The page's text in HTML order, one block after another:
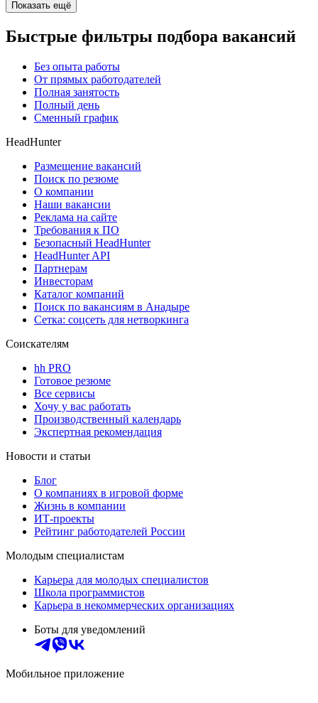
Показать ещё
Быстрые фильтры подбора вакансий
Без опыта работы
От прямых работодателей
Полная занятость
Полный день
Сменный график
HeadHunter
Размещение вакансий
Поиск по резюме
О компании
Наши вакансии
Реклама на сайте
Требования к ПО
Безопасный HeadHunter
HeadHunter API
Партнерам
Инвесторам
Каталог компаний
Поиск по вакансиям в Анадыре
Сетка: соцсеть для нетворкинга
Соискателям
hh PRO
Готовое резюме
Все сервисы
Хочу у вас работать
Производственный календарь
Экспертная рекомендация
Новости и статьи
Блог
О компаниях в игровой форме
Жизнь в компании
ИТ-проекты
Рейтинг работодателей России
Молодым специалистам
Карьера для молодых специалистов
Школа программистов
Карьера в некоммерческих организациях
Боты для уведомлений
Мобильное приложение